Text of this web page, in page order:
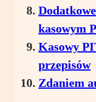
kasowym
Kasowy
przepisów
Zdaniem